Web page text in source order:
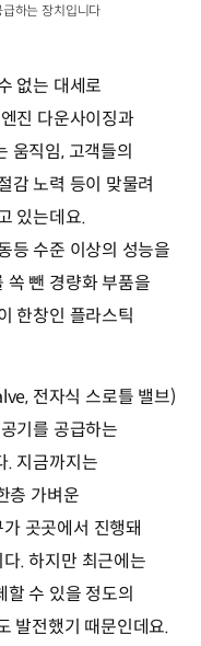
하는 장치입니다
없는 대세로
진 다운사이징과
움직임, 고객들의
감 노력 등이 맞물려
있는데요.
등 수준 이상의 성능을
쏙 뺀 경량화 부품을
한창인 플라스틱
전자식 스로틀 밸브)
기를 공급하는
. 지금까지는
층 가벼운
곳곳에서 진행돼
. 하지만 최근에는
할 수 있을 정도의
발전했기 때문인데요.